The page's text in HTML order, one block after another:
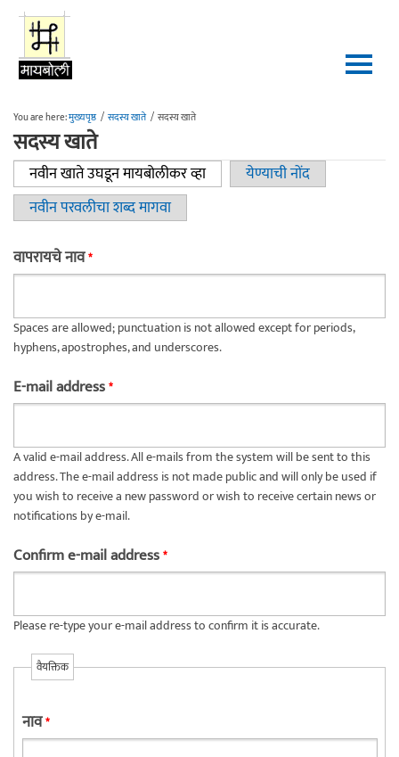
Skip to main content
You are here:मुख्यपृष्ठ / सदस्य खाते / सदस्य खाते
सदस्य खाते
Primary tabs
नवीन खाते उघडून मायबोलीकर व्हा(active tab)येण्याची नोंद
नवीन परवलीचा शब्द मागवा
वापरायचे नाव*
Spaces are allowed; punctuation is not allowed except for periods,
hyphens, apostrophes, and underscores.
E-mail address*
A valid e-mail address. All e-mails from the system will be sent to this
address. The e-mail address is not made public and will only be used if
you wish to receive a new password or wish to receive certain news or
notifications by e-mail.
Confirm e-mail address*
Please re-type your e-mail address to confirm it is accurate.
वैयक्तिक
नाव*